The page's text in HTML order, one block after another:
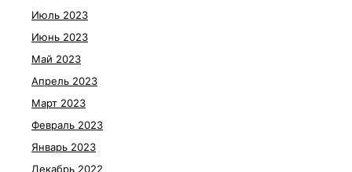
Июль 2023
Июнь 2023
Май 2023
Апрель 2023
Март 2023
Февраль 2023
Январь 2023
Декабрь 2022